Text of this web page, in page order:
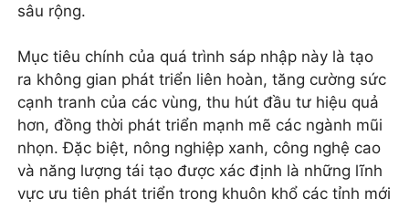
sâu rộng.
Mục tiêu chính của quá trình sáp nhập này là tạo
ra không gian phát triển liên hoàn, tăng cường sức
cạnh tranh của các vùng, thu hút đầu tư hiệu quả
hơn, đồng thời phát triển mạnh mẽ các ngành mũi
nhọn. Đặc biệt, nông nghiệp xanh, công nghệ cao
và năng lượng tái tạo được xác định là những lĩnh
vực ưu tiên phát triển trong khuôn khổ các tỉnh mới